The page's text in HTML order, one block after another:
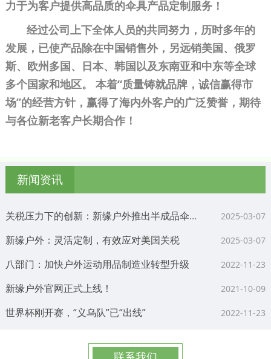
力于为客户提供高品质的伞具产品定制服务！
经过公司上下全体人员的共同努力，历时多年的
发展，已使产品除在中国销售外，另远销美国、俄罗
斯、欧州多国、日本、韩国以及东南亚和中东等全球
多个国家和地区。 本着“质量铸就品牌，诚信赢得市
场”的经营方针，赢得了海内外客户的广泛赞誉，期待
与各位新老客户长期合作！
新闻资讯
2025-03-07
关税压力下的创新：新缘户外推出半成品伞架定制服务 2025-03-07
新缘户外：灵活定制，有效应对美国关税 2025-03-07
八部门：加快户外运动用品制造业转型升级 2022-11-23
新缘户外官网正式上线！
关税压力下的创新：新缘户外推出半成品伞架定制服务
新缘户外：灵活定制，有效应对美国关税 2025-03-07
八部门：加快户外运动用品制造业转型升级 2022-11-23
新缘户外官网正式上线！ 2021-10-09
世界杯刚开赛，“义乌队”已“出线” 2022-11-23
2025-03-07